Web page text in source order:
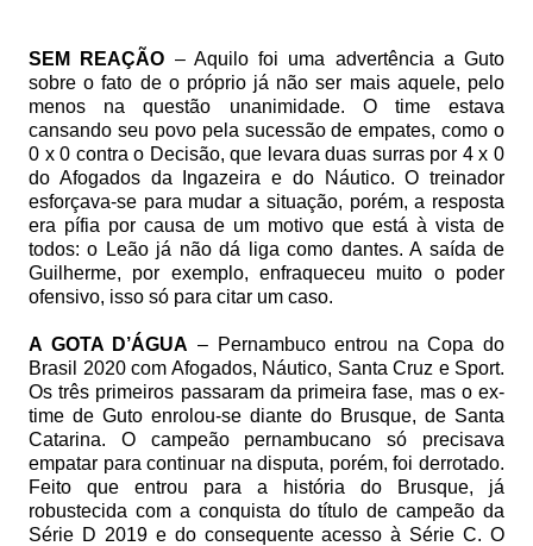
SEM REAÇÃO – Aquilo foi uma advertência a Guto
sobre o fato de o próprio já não ser mais aquele, pelo
menos na questão unanimidade. O time estava
cansando seu povo pela sucessão de empates, como o
0 x 0 contra o Decisão, que levara duas surras por 4 x 0
do Afogados da Ingazeira e do Náutico. O treinador
esforçava-se para mudar a situação, porém, a resposta
era pífia por causa de um motivo que está à vista de
todos: o Leão já não dá liga como dantes. A saída de
Guilherme, por exemplo, enfraqueceu muito o poder
ofensivo, isso só para citar um caso.
A GOTA D’ÁGUA – Pernambuco entrou na Copa do
Brasil 2020 com Afogados, Náutico, Santa Cruz e Sport.
Os três primeiros passaram da primeira fase, mas o ex-
time de Guto enrolou-se diante do Brusque, de Santa
Catarina. O campeão pernambucano só precisava
empatar para continuar na disputa, porém, foi derrotado.
Feito que entrou para a história do Brusque, já
robustecida com a conquista do título de campeão da
Série D 2019 e do consequente acesso à Série C. O